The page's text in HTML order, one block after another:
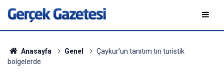
Anasayfa Genel
Çaykur’un tanıtım tırı turistik
bölgelerde